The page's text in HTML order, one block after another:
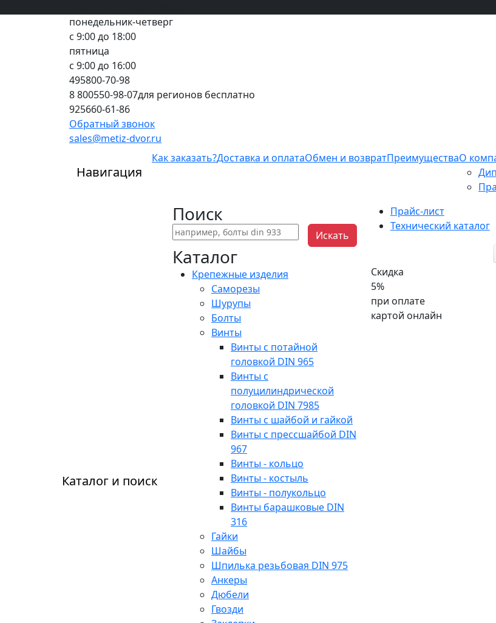
понедельник-четверг
с 9:00 до 18:00
пятница
с 9:00 до 16:00
495800-70-98
8 800550-98-07для регионов бесплатно
925660-61-86
Обратный звонок
sales@metiz-dvor.ru
Навигация
Как заказать?Доставка и оплатаОбмен и возвратПреимуществаО
Каталог и поиск
Поиск
Искать
Каталог
Крепежные изделия
Саморезы
Шурупы
Болты
Винты
Винты с потайной
головкой DIN 965
Винты с
полуцилиндрической
головкой DIN 7985
Винты с шайбой и гайкой
Винты с прессшайбой DIN
967
Винты - кольцо
Винты - костыль
Винты - полукольцо
Винты барашковые DIN
316
Гайки
Шайбы
Шпилька резьбовая DIN 975
Анкеры
Дюбели
Гвозди
Прайс-лист
Технический каталог
Скидка
5%
при оплате
картой онлайн